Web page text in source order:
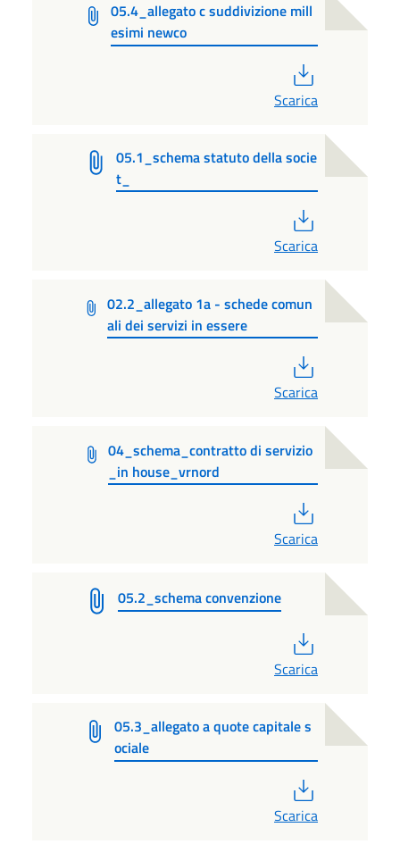
05.4_allegato c suddivizione mill
esimi newco
Scarica
05.1_schema statuto della socie
t_
Scarica
02.2_allegato 1a - schede comun
ali dei servizi in essere
Scarica
04_schema_contratto di servizio
_in house_vrnord
Scarica
05.2_schema convenzione
Scarica
05.3_allegato a quote capitale s
ociale
Scarica